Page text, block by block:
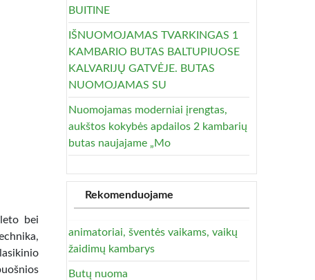
bei
BUITINE
IŠNUOMOJAMAS TVARKINGAS 1
KAMBARIO BUTAS BALTUPIUOSE
KALVARIJŲ GATVĖJE. BUTAS
NUOMOJAMAS SU
Nuomojamas moderniai įrengtas,
aukštos kokybės apdailos 2 kambarių
butas naujajame „Mo
Rekomenduojame
animatoriai, šventės vaikams, vaikų
žaidimų kambarys
Butų nuoma